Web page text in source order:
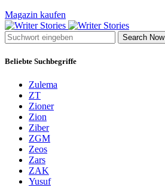
Magazin kaufen
Search Now
Beliebte Suchbegriffe
Zulema
ZT
Zioner
Zion
Ziber
ZGM
Zeos
Zars
ZAK
Yusuf